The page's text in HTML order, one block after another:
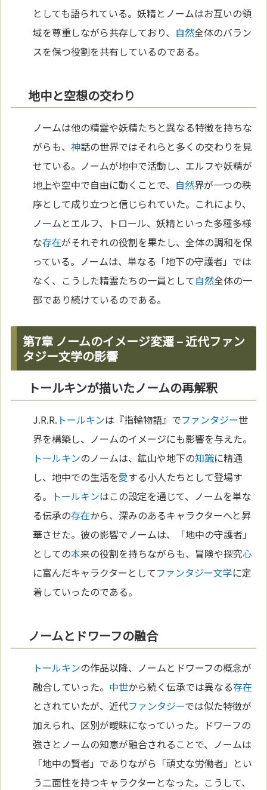
としても語られている。妖精とノームはお互いの領
域を尊重しながら共存しており、 自然全体のバラン
スを保つ役割を共有しているのである。
地中と空想の交わり
ノームは他の精霊や妖精たちと異なる特徴を持ちな
がらも、神話の世界ではそれらと多くの交わりを見
せている。ノームが地中で活動し、エルフや妖精が
地上や空中で自由に動くことで、 自然界が一つの秩
序として成り立つと信じられていた。これにより、
ノームとエルフ、トロール、妖精といった多種多様
な存在がそれぞれの役割を果たし、全体の調和を保
っている。ノームは、単なる「地下の守護者」では
なく、こうした精霊たちの一員として自然全体の一
部であり続けているのである。
第7章 ノームのイメージ変遷 – 近代ファン
タジー文学の影響
トールキンが描いたノームの再解釈
J.R.R. トールキンは『指輪物語』でファンタジー世
界を構築し、ノームのイメージにも影響を与えた。
トールキンのノームは、鉱山や地下の知識に精通
し、地中での生活を愛する小人たちとして登場す
る。
トールキンはこの設定を通じて、ノームを単な
る伝承の存在から、深みのあるキャラクターへと昇
華させた。彼の影響でノームは、「地中の守護者」
としての本来の役割を持ちながらも、冒険や探究心
に富んだキャラクターとしてファンタジー文学に定
着していったのである。
ノームとドワーフの融合
トールキンの作品以降、ノームとドワーフの概念が
融合していった。 中世から続く伝承では異なる存在
とされていたが、近代ファンタジーでは似た特徴が
加えられ、区別が曖昧になっていった。ドワーフの
強さとノームの知恵が融合されることで、ノームは
「地中の賢者」でありながら「頑丈な労働者」とい
う二面性を持つキャラクターとなった。こうして、